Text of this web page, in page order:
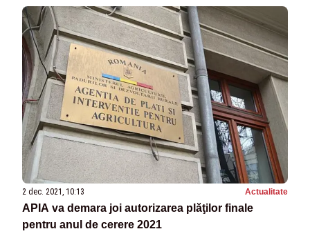
2 dec. 2021, 10:13 Actualitate
APIA va demara joi autorizarea plăţilor finale
pentru anul de cerere 2021